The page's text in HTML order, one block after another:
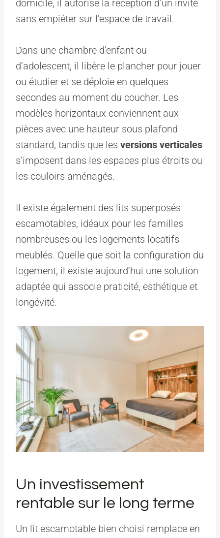
domicile, il autorise la réception d’un invité
sans empiéter sur l’espace de travail.
Dans une chambre d’enfant ou
d’adolescent, il libère le plancher pour jouer
ou étudier et se déploie en quelques
secondes au moment du coucher. Les
modèles horizontaux conviennent aux
pièces avec une hauteur sous plafond
standard, tandis que les versions verticales
s’imposent dans les espaces plus étroits ou
les couloirs aménagés.
Il existe également des lits superposés
escamotables, idéaux pour les familles
nombreuses ou les logements locatifs
meublés. Quelle que soit la configuration du
logement, il existe aujourd’hui une solution
adaptée qui associe praticité, esthétique et
longévité.
Un investissement
rentable sur le long terme
Un lit escamotable bien choisi remplace en